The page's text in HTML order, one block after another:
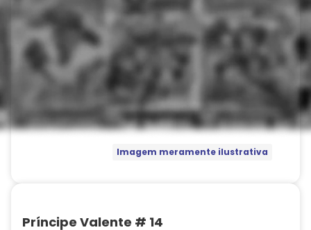
Imagem meramente ilustrativa
Príncipe Valente # 14